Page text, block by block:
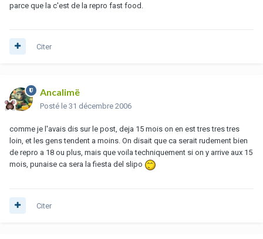
parce que la c'est de la repro fast food.
Citer
Ancalimë
Posté le 31 décembre 2006
comme je l'avais dis sur le post, deja 15 mois on en est tres tres tres
loin, et les gens tendent a moins. On disait que ca serait rudement bien
de repro a 18 ou plus, mais que voila techniquement si on y arrive aux 15
mois, punaise ca sera la fiesta del slipo
Citer